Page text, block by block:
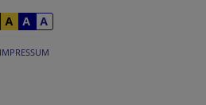
IMPRESSUM